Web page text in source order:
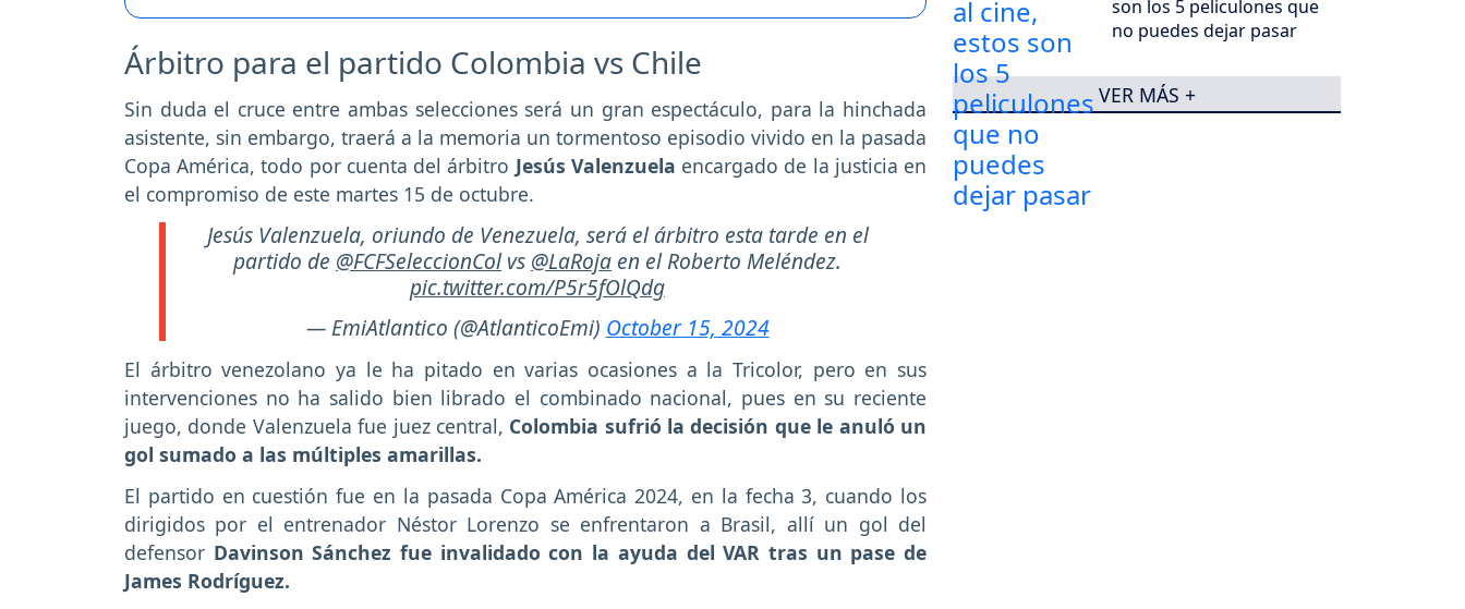
Árbitro para el partido Colombia vs Chile
Sin duda el cruce entre ambas selecciones será un gran espectáculo, para la hinchada
asistente, sin embargo, traerá a la memoria un tormentoso episodio vivido en la pasada
Copa América, todo por cuenta del árbitro Jesús Valenzuela encargado de la justicia en
el compromiso de este martes 15 de octubre.
Jesús Valenzuela, oriundo de Venezuela, será el árbitro esta tarde en el
partido de @FCFSeleccionColvs @LaRoja en el Roberto Meléndez.
pic.twitter.com/P5r5fOlQdg
— EmiAtlantico (@AtlanticoEmi) October 15, 2024
El árbitro venezolano ya le ha pitado en varias ocasiones a la Tricolor, pero en sus
intervenciones no ha salido bien librado el combinado nacional, pues en su reciente
juego, donde Valenzuela fue juez central, Colombia sufrió la decisión que le anuló un
gol sumado a las múltiples amarillas.
El partido en cuestión fue en la pasada Copa América 2024, en la fecha 3, cuando los
dirigidos por el entrenador Néstor Lorenzo se enfrentaron a Brasil, allí un gol del
defensor Davinson Sánchez fue invalidado con la ayuda del VAR tras un pase de
James Rodríguez.
son los 5 peliculones que
no puedes dejar pasar
VER MÁS +